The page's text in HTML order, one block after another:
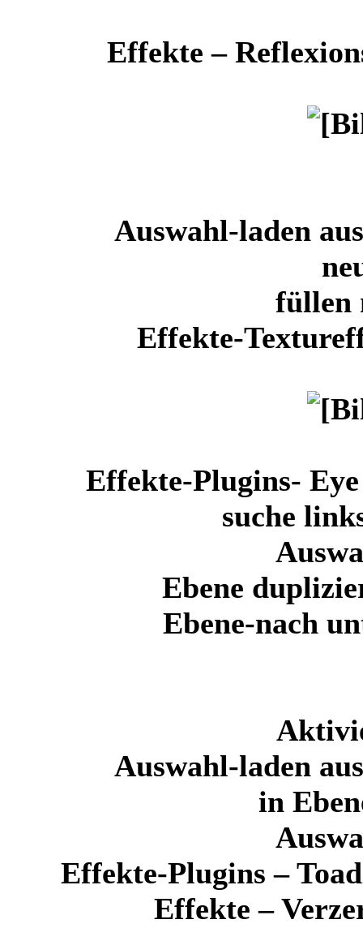
Effekte –
Auswahl-laden
füllen
Effekte-
Effekte-Plugins-
suche
Ebene
Ebene-nach
Auswahl-laden
in
Effekte-Plugins –
Effekte –